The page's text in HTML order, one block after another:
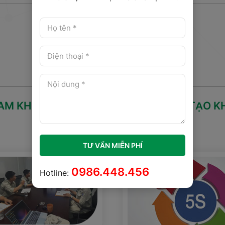
KHẢO CÁC CHƯƠNG TRÌNH ĐÀO TẠO
TƯ VẤN MIỄN PHÍ
Hotline: 0986.448.456